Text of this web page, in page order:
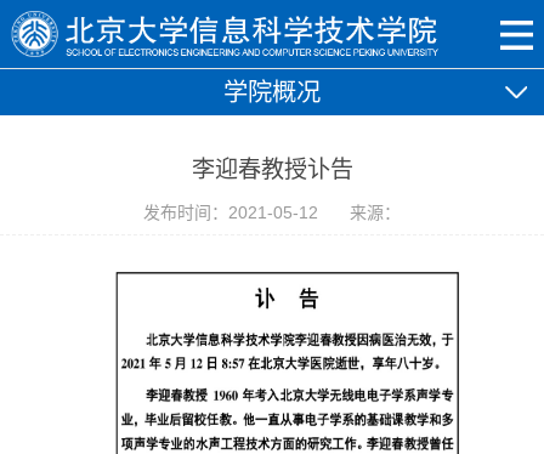
学院概况
李迎春教授讣告
发布时间：2021-05-12 来源：